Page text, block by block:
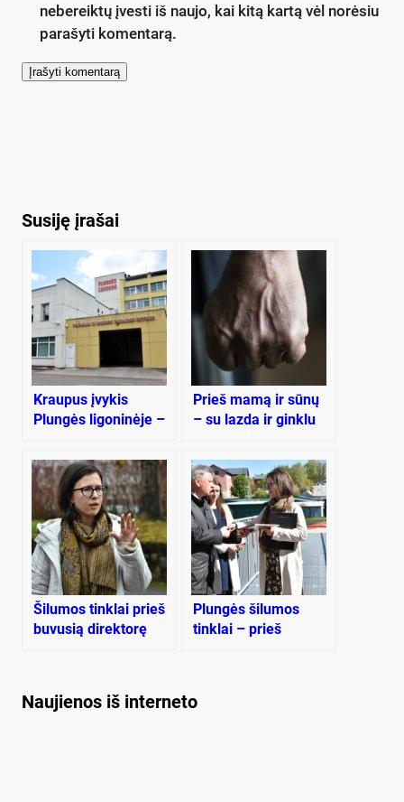
nebereiktų įvesti iš naujo, kai kitą kartą vėl norėsiu
parašyti komentarą.
Susiję įrašai
Kraupus įvykis
Plungės ligoninėje –
Prieš mamą ir sūnų
– su lazda ir ginklu
Šilumos tinklai prieš
buvusią direktorę
Plungės šilumos
tinklai – prieš
Naujienos iš interneto